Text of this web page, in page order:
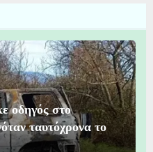
οδηγός στο
ταυτόχρονα το